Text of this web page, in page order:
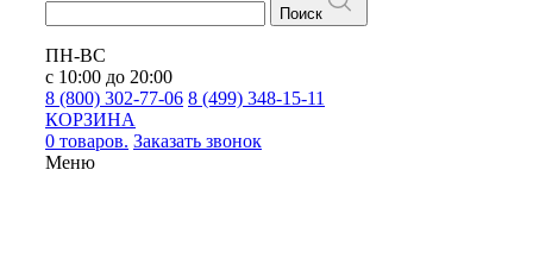
Поиск
ПН-ВС
с 10:00 до 20:00
8 (800) 302-77-06 8 (499) 348-15-11
КОРЗИНА
0 товаров. Заказать звонок
Меню